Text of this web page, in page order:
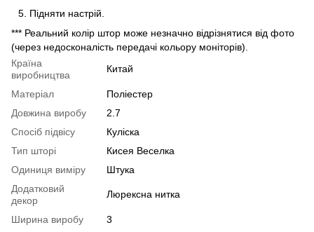
Підняти настрій.
*** Реальний колір штор може незначно відрізнятися від фото
(через недосконалість передачі кольору моніторів).
Країна
виробництва
Китай
Матеріал
Поліестер
Довжина виробу
2.7
Спосіб підвісу
Куліска
Тип шторі
Кисея Веселка
Одиниця виміру
Штука
Додатковий
декор
Люрексна нитка
Ширина виробу
3